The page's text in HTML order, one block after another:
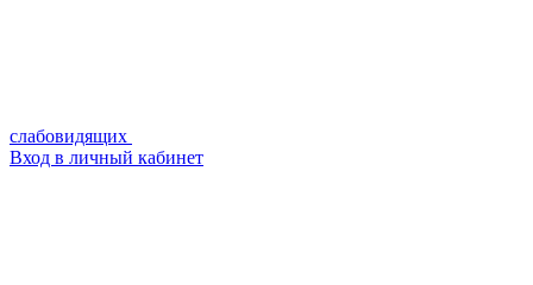
слабовидящих
Вход в личный кабинет